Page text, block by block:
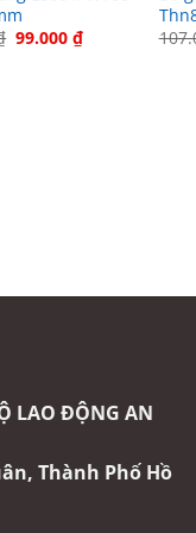
Giá
99.000₫Giá
LAO ĐỘNG AN
Thành Phố Hồ